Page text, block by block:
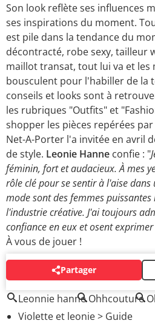
Son look reflète ses influences
ses inspirations du moment.
est pile dans la tendance du
décontracté, robe sexy, tailleur
maillot transat, tout lui va et les
bousculent pour l'habiller de la
conseils et looks sont à
les rubriques "Outfits" et
shopper les pièces repérées par
Net-A-Porter l'a invitée en avril
de style. Leonie Hanne confie : "
féminin, fort et audacieux. À mes
rôle clé pour se sentir à l'aise dans
mode sont des femmes
l'industrie créative. J'ai toujours
confiance en eux et osent
À vous de jouer !
Partager
AUTOUR DU MÊME SUJET
Leonnie hanne Ohhcouture
Violette et leonie> Guide